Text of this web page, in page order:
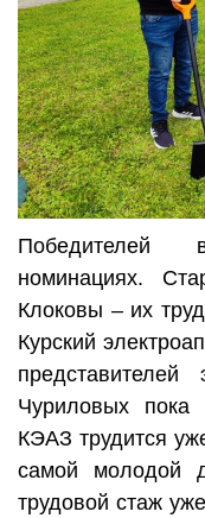
Победителей
номинациях.
Клоковы – их
Курский
Чуриловых пока
КЭАЗ трудится
самой молодой
трудовой стаж